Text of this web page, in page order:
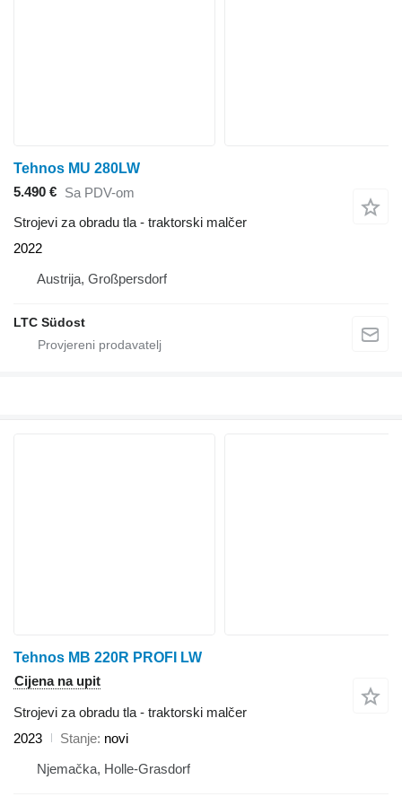
Tehnos MU 280LW
5.490 € Sa PDV-om
Strojevi za obradu tla - traktorski malčer
2022
Austrija, Großpersdorf
LTC Südost
Tehnos MB 220R PROFI LW
Cijena na upit
Strojevi za obradu tla - traktorski malčer
2023
Stanje novi
Njemačka, Holle-Grasdorf